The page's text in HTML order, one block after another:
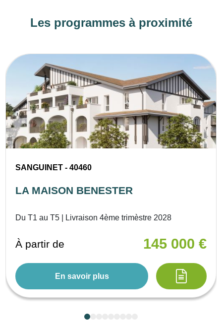
Les programmes à proximité
SANGUINET - 40460
LA MAISON BENESTER
Du T1 au T5 | Livraison 4ème trimèstre 2028
À partir de 145 000 €
En savoir plus